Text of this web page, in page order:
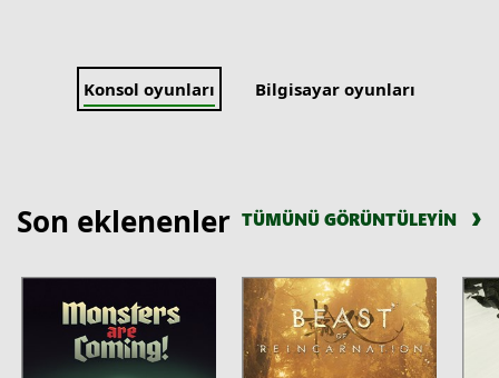
Konsol oyunları Bilgisayar oyunları
Son eklenenler TÜMÜNÜ GÖRÜNTÜLEYİN